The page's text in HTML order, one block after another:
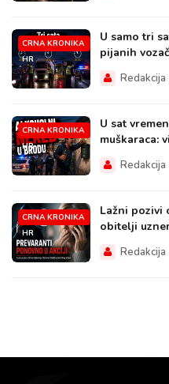
CRNA KRONIKA
HR
U samo tri
pijanih
Redakcija
CRNA KRONIKA
HR
U sat
muškaraca:
Redakcija
CRNA KRONIKA
HR
Lažni pozivi
obitelji
Redakcija